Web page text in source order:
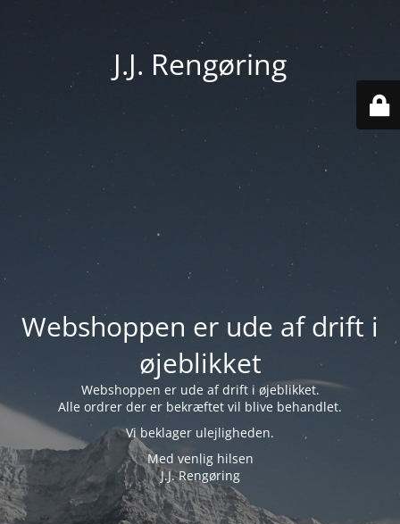
J.J. Rengøring
Webshoppen er ude af drift i
øjeblikket
Webshoppen er ude af drift i øjeblikket.
Alle ordrer der er bekræftet vil blive behandlet.
Vi beklager ulejligheden.
Med venlig hilsen
J.J. Rengøring